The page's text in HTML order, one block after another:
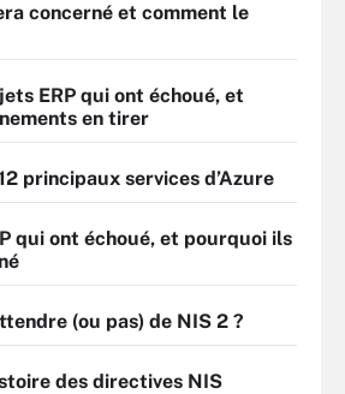
concerné et comment le
ERP qui ont échoué, et
en tirer
principaux services d’Azure
qui ont échoué, et pourquoi ils
(ou pas) de NIS 2 ?
des directives NIS